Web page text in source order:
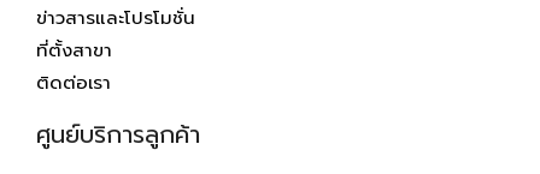
ข่าวสารและโปรโมชั่น
ที่ตั้งสาขา
ติดต่อเรา
ศูนย์บริการลูกค้า